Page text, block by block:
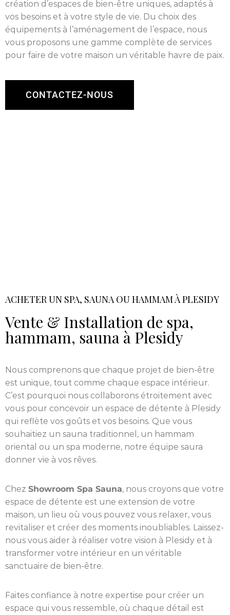
création d’espaces de bien-être uniques, adaptés à
vos besoins et à votre style de vie. Du choix des
équipements à l’aménagement de l’espace, nous
vous proposons une gamme complète de services
pour faire de votre maison un véritable havre de paix.
CONTACTEZ-NOUS
ACHETER UN SPA, SAUNA OU HAMMAM À PLESIDY
Vente & Installation de spa,
hammam, sauna à Plesidy
Nous comprenons que chaque projet de bien-être
est unique, tout comme chaque espace intérieur.
C’est pourquoi nous collaborons étroitement avec
vous pour concevoir un espace de détente à Plesidy
qui reflète vos goûts et vos besoins. Que vous
souhaitiez un sauna traditionnel, un hammam
oriental ou un spa moderne, notre équipe saura
donner vie à vos rêves.
Chez Showroom Spa Sauna, nous croyons que votre
espace de détente est une extension de votre
maison, un lieu où vous pouvez vous relaxer, vous
revitaliser et créer des moments inoubliables. Laissez-
nous vous aider à réaliser votre vision à Plesidy et à
transformer votre intérieur en un véritable
sanctuaire de bien-être.
Faites confiance à notre expertise pour créer un
espace qui vous ressemble, où chaque détail est